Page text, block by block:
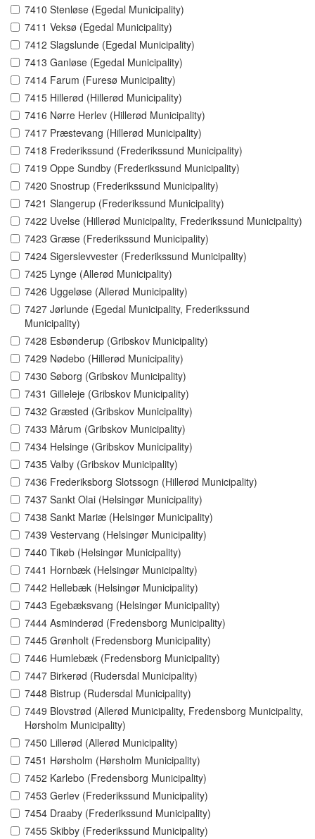
7410 Stenløse (Egedal Municipality)
7411 Veksø (Egedal Municipality)
7412 Slagslunde (Egedal Municipality)
7413 Ganløse (Egedal Municipality)
7414 Farum (Furesø Municipality)
7415 Hillerød (Hillerød Municipality)
7416 Nørre Herlev (Hillerød Municipality)
7417 Præstevang (Hillerød Municipality)
7418 Frederikssund (Frederikssund Municipality)
7419 Oppe Sundby (Frederikssund Municipality)
7420 Snostrup (Frederikssund Municipality)
7421 Slangerup (Frederikssund Municipality)
7422 Uvelse (Hillerød Municipality, Frederikssund Municipality)
7423 Græse (Frederikssund Municipality)
7424 Sigerslevvester (Frederikssund Municipality)
7425 Lynge (Allerød Municipality)
7426 Uggeløse (Allerød Municipality)
7427 Jørlunde (Egedal Municipality, Frederikssund
Municipality)
7428 Esbønderup (Gribskov Municipality)
7429 Nødebo (Hillerød Municipality)
7430 Søborg (Gribskov Municipality)
7431 Gilleleje (Gribskov Municipality)
7432 Græsted (Gribskov Municipality)
7433 Mårum (Gribskov Municipality)
7434 Helsinge (Gribskov Municipality)
7435 Valby (Gribskov Municipality)
7436 Frederiksborg Slotssogn (Hillerød Municipality)
7437 Sankt Olai (Helsingør Municipality)
7438 Sankt Mariæ (Helsingør Municipality)
7439 Vestervang (Helsingør Municipality)
7440 Tikøb (Helsingør Municipality)
7441 Hornbæk (Helsingør Municipality)
7442 Hellebæk (Helsingør Municipality)
7443 Egebæksvang (Helsingør Municipality)
7444 Asminderød (Fredensborg Municipality)
7445 Grønholt (Fredensborg Municipality)
7446 Humlebæk (Fredensborg Municipality)
7447 Birkerød (Rudersdal Municipality)
7448 Bistrup (Rudersdal Municipality)
7449 Blovstrød (Allerød Municipality, Fredensborg Municipality,
Hørsholm Municipality)
7450 Lillerød (Allerød Municipality)
7451 Hørsholm (Hørsholm Municipality)
7452 Karlebo (Fredensborg Municipality)
7453 Gerlev (Frederikssund Municipality)
7454 Draaby (Frederikssund Municipality)
7455 Skibby (Frederikssund Municipality)